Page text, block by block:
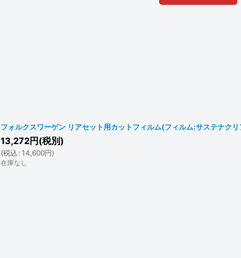
フォルクスワーゲン リアセット用カットフィルム(フィルム:サステナク
13,272円(税別)
(税込 : 14,600円)
在庫なし